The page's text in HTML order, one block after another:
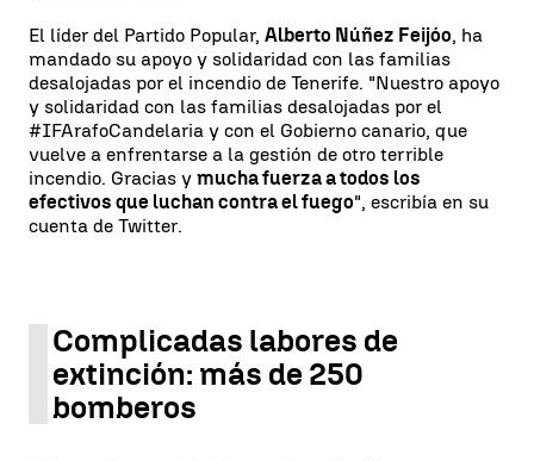
El líder del Partido Popular, Alberto Núñez Feijóo, ha
mandado su apoyo y solidaridad con las familias
desalojadas por el incendio de Tenerife. "Nuestro apoyo
y solidaridad con las familias desalojadas por el
#IFArafoCandelaria y con el Gobierno canario, que
vuelve a enfrentarse a la gestión de otro terrible
incendio. Gracias y mucha fuerza a todos los
efectivos que luchan contra el fuego", escribía en su
cuenta de Twitter.
Complicadas labores de
extinción: más de 250
bomberos